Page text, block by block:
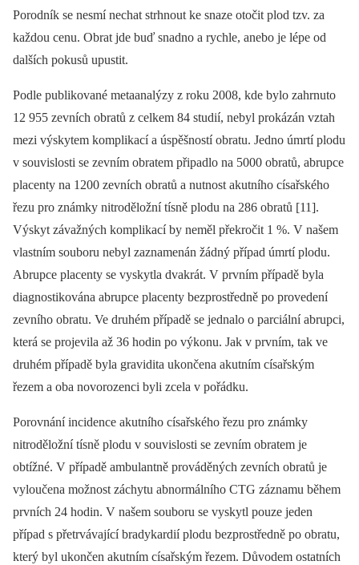
Porodník se nesmí nechat strhnout ke snaze otočit plod tzv. za
každou cenu. Obrat jde buď snadno a rychle, anebo je lépe od
dalších pokusů upustit.
Podle publikované metaanalýzy z roku 2008, kde bylo zahrnuto
12 955 zevních obratů z celkem 84 studií, nebyl prokázán vztah
mezi výskytem komplikací a úspěšností obratu. Jedno úmrtí plodu
v souvislosti se zevním obratem připadlo na 5000 obratů, abrupce
placenty na 1200 zevních obratů a nutnost akutního císařského
řezu pro známky nitroděložní tísně plodu na 286 obratů [11].
Výskyt závažných komplikací by neměl překročit 1 %. V našem
vlastním souboru nebyl zaznamenán žádný případ úmrtí plodu.
Abrupce placenty se vyskytla dvakrát. V prvním případě byla
diagnostikována abrupce placenty bezprostředně po provedení
zevního obratu. Ve druhém případě se jednalo o parciální abrupci,
která se projevila až 36 hodin po výkonu. Jak v prvním, tak ve
druhém případě byla gravidita ukončena akutním císařským
řezem a oba novorozenci byli zcela v pořádku.
Porovnání incidence akutního císařského řezu pro známky
nitroděložní tísně plodu v souvislosti se zevním obratem je
obtížné. V případě ambulantně prováděných zevních obratů je
vyloučena možnost záchytu abnormálního CTG záznamu během
prvních 24 hodin. V našem souboru se vyskytl pouze jeden
případ s přetrvávající bradykardií plodu bezprostředně po obratu,
který byl ukončen akutním císařským řezem. Důvodem ostatních